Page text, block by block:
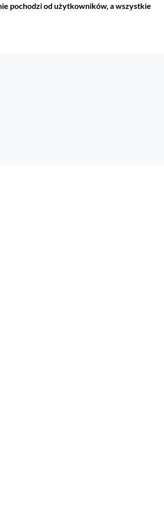
pochodzi od użytkowników, a wszystkie